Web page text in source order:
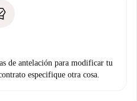
de antelación para modificar tu
especifique otra cosa.